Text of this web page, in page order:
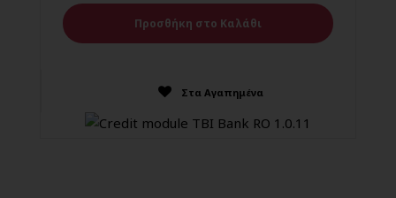
Στα Αγαπημένα